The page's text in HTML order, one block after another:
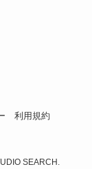
利用規約
SEARCH.